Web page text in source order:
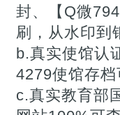
封、【Q微
刷，从水印到
b.真实使馆认
4279使馆存
c.真实教育部